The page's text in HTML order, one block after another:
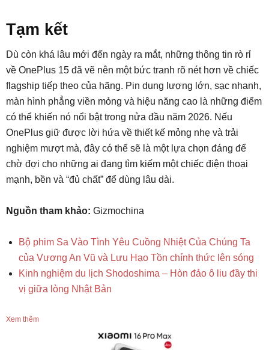
Tạm kết
Dù còn khá lâu mới đến ngày ra mắt, những thông tin rò rỉ
về OnePlus 15 đã vẽ nên một bức tranh rõ nét hơn về chiếc
flagship tiếp theo của hãng. Pin dung lượng lớn, sạc nhanh,
màn hình phẳng viền mỏng và hiệu năng cao là những điểm
có thể khiến nó nổi bật trong nửa đầu năm 2026. Nếu
OnePlus giữ được lời hứa về thiết kế mỏng nhẹ và trải
nghiệm mượt mà, đây có thể sẽ là một lựa chọn đáng để
chờ đợi cho những ai đang tìm kiếm một chiếc điện thoại
mạnh, bền và “đủ chất” để dùng lâu dài.
Nguồn tham khảo: Gizmochina
Bộ phim Sa Vào Tình Yêu Cuồng Nhiệt Của Chúng Ta
của Vương An Vũ và Lưu Hạo Tồn chính thức lên sóng
Kinh nghiệm du lịch Shodoshima – Hòn đảo ô liu đầy thi
vị giữa lòng Nhật Bản
Xem thêm